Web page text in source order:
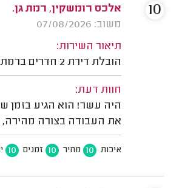
אלכס רומשקין, רמת גן.
משוב: 07/08/2026
תיאור השירות:
הובלת דירת 2 חדרים ברמת גן.
חוות דעת:
היה עשר! הוא הגיע בזמן
את העבודה בצורה מהירה,
איכות 10 מחיר 10 זמנים 10
10